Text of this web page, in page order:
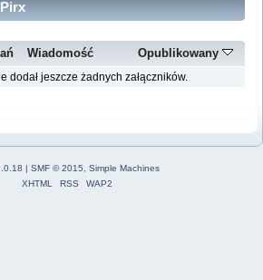
Wiadomość Opublikowany
dodał jeszcze żadnych załączników.
| SMF © 2015
Simple Machines
XHTML
RSS WAP2